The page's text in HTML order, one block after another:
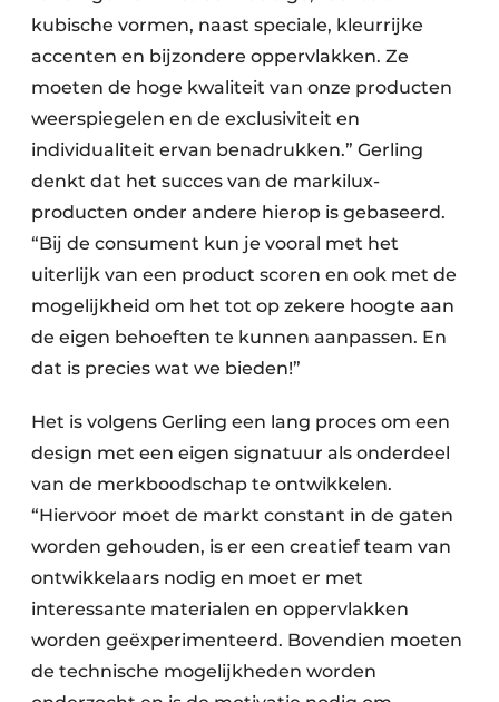
kubische vormen, naast speciale, kleurrijke
accenten en bijzondere oppervlakken. Ze
moeten de hoge kwaliteit van onze producten
weerspiegelen en de exclusiviteit en
individualiteit ervan benadrukken.” Gerling
denkt dat het succes van de markilux-
producten onder andere hierop is gebaseerd.
“Bij de consument kun je vooral met het
uiterlijk van een product scoren en ook met de
mogelijkheid om het tot op zekere hoogte aan
de eigen behoeften te kunnen aanpassen. En
dat is precies wat we bieden!”
Het is volgens Gerling een lang proces om een
design met een eigen signatuur als onderdeel
van de merkboodschap te ontwikkelen.
“Hiervoor moet de markt constant in de gaten
worden gehouden, is er een creatief team van
ontwikkelaars nodig en moet er met
interessante materialen en oppervlakken
worden geëxperimenteerd. Bovendien moeten
de technische mogelijkheden worden